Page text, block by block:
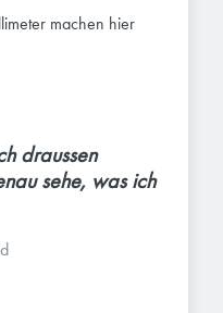
machen hier
draussen
sehe, was ich